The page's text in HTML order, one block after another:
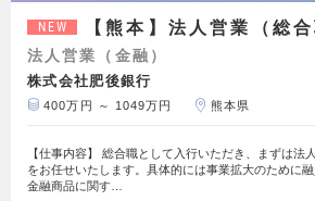
NEW 【熊本】法人営業（総合
法人営業（金融）
株式会社肥後銀行
400万円 ～ 1049万円 熊本県
【仕事内容】 総合職として入行いただき、まずは法
をお任せいたします。具体的には事業拡大のために融
金融商品に関す…